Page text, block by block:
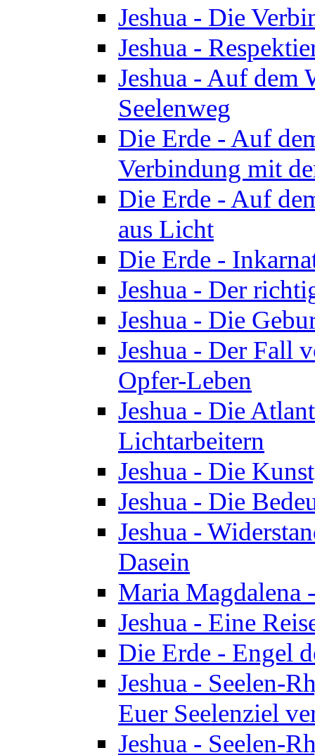
Jeshua - Die
Jeshua -
Jeshua - Auf dem
Seelenweg
Die Erde - Auf
Verbindung mit
Die Erde - Auf
aus Licht
Die Erde -
Jeshua - Der
Jeshua - Die
Jeshua - Der Fall
Opfer-Leben
Jeshua - Die
Lichtarbeitern
Jeshua - Die
Jeshua - Die
Jeshua -
Dasein
Maria Magdalena
Jeshua - Eine
Die Erde - Engel
Jeshua - Seelen-
Euer Seelenziel
Jeshua - Seelen-